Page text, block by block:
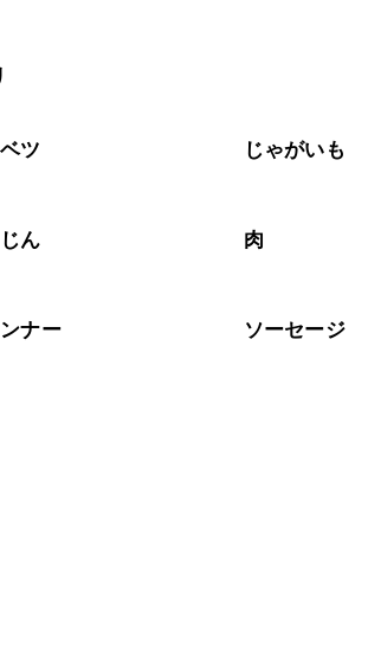
ツ じゃがいも
ん 肉
ナー ソーセージ